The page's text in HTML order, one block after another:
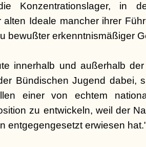
Konzentrationslager, in
alten Ideale mancher ihrer
bewußter erkenntnismäßiger
innerhalb und außerhalb
Bündischen Jugend dabei,
einer von echtem
zu entwickeln, weil der
entgegengesetzt erwiesen